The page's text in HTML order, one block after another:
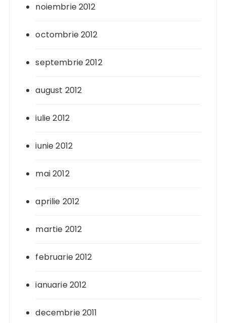
noiembrie 2012
octombrie 2012
septembrie 2012
august 2012
iulie 2012
iunie 2012
mai 2012
aprilie 2012
martie 2012
februarie 2012
ianuarie 2012
decembrie 2011